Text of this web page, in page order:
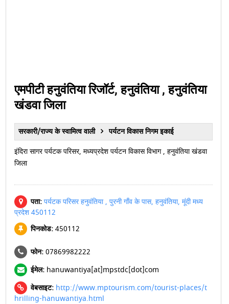
एमपीटी हनुवंतिया रिजॉर्ट, हनुवंतिया , हनुवंतिया
खंडवा जिला
सरकारी/राज्य के स्वामित्व वाली
पर्यटन विकास निगम इकाई
इंदिरा सागर पर्यटक परिसर, मध्‍यप्रदेश पर्यटन विकास विभाग , हनुवंतिया खंडवा
जिला
पता: पर्यटक परिसर हनुवंतिया , पुरनी गाँव के पास, हनुवंतिया, मूंदी मध्य
प्रदेश 450112
पिनकोड:450112
फोन:07869982222
ईमेल: hanuwantiya[at]mpstdc[dot]com
वेबसाइट: http://www.mptourism.com/tourist-places/t
hrilling-hanuwantiya.html